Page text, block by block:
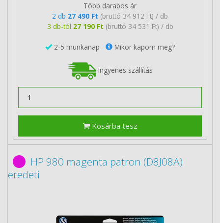
Több darabos ár
2 db 27 490 Ft (bruttó 34 912 Ft) / db
3 db-tól 27 190 Ft (bruttó 34 531 Ft) / db
2-5 munkanap Mikor kapom meg?
Ingyenes szállítás
Kosárba tesz
HP 980 magenta patron (D8J08A)
eredeti